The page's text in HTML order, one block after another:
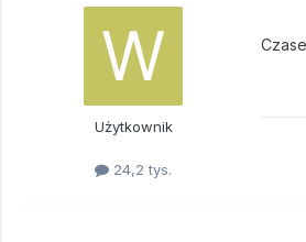
Użytkownik
24,2 tys.